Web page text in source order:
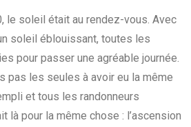
le soleil était au rendez-vous. Avec
soleil éblouissant, toutes les
pour passer une agréable journée.
pas les seules à avoir eu la même
et tous les randonneurs
là pour la même chose : l’ascension